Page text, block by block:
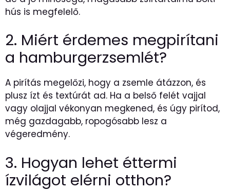
hús is megfelelő.
2. Miért érdemes megpirítani
a hamburgerzsemlét?
A pirítás megelőzi, hogy a zsemle átázzon, és
plusz ízt és textúrát ad. Ha a belső felét vajjal
vagy olajjal vékonyan megkened, és úgy pirítod,
még gazdagabb, ropogósabb lesz a
végeredmény.
3. Hogyan lehet éttermi
ízvilágot elérni otthon?